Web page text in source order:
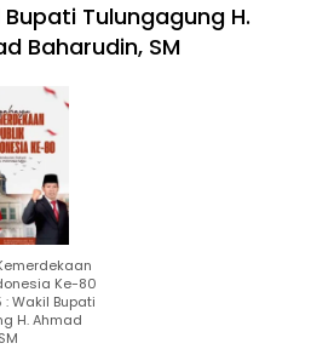
Bupati Tulungagung H.
Baharudin, SM
Ke-80
Wakil Bupati
H. Ahmad